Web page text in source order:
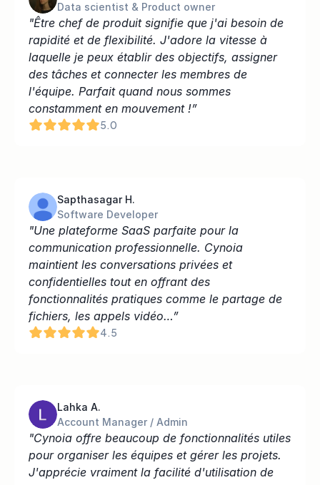
Data scientist & Product owner
"Être chef de produit signifie que j'ai besoin de
rapidité et de flexibilité. J'adore la vitesse à
laquelle je peux établir des objectifs, assigner
des tâches et connecter les membres de
l'équipe. Parfait quand nous sommes
constamment en mouvement !”
5.0
Sapthasagar H.
Software Developer
"Une plateforme SaaS parfaite pour la
communication professionnelle. Cynoia
maintient les conversations privées et
confidentielles tout en offrant des
fonctionnalités pratiques comme le partage de
fichiers, les appels vidéo…”
4.5
Lahka A.
Account Manager / Admin
"Cynoia offre beaucoup de fonctionnalités utiles
pour organiser les équipes et gérer les projets.
J'apprécie vraiment la facilité d'utilisation de